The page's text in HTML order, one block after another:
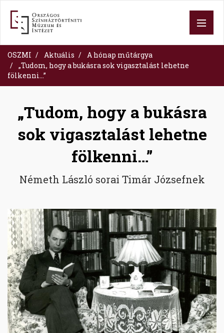
content
OSZMI Aktuális
A hónap műtárgya
„Tudom, hogy a bukásra sok vigasztalást lehetne
fölkenni…”
„Tudom, hogy a bukásra
sok vigasztalást lehetne
fölkenni…”
Németh László sorai Timár Józsefnek
Image